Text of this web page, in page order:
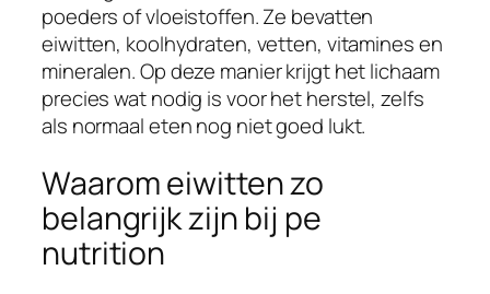
poeders of vloeistoffen. Ze bevatten
eiwitten, koolhydraten, vetten, vitamines en
mineralen. Op deze manier krijgt het lichaam
precies wat nodig is voor het herstel, zelfs
als normaal eten nog niet goed lukt.
Waarom eiwitten zo
belangrijk zijn bij pe
nutrition